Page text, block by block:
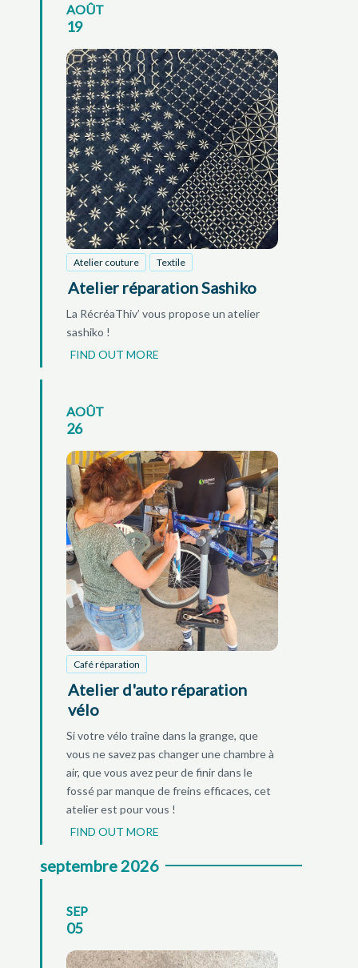
AOÛT
19
Atelier couture Textile
Atelier réparation Sashiko
La RécréaThiv’ vous propose un atelier
sashiko !
FIND OUT MORE
AOÛT
26
Café réparation
Atelier d'auto réparation
vélo
Si votre vélo traîne dans la grange, que
vous ne savez pas changer une chambre à
air, que vous avez peur de finir dans le
fossé par manque de freins efficaces, cet
atelier est pour vous !
FIND OUT MORE
septembre 2026
SEP
05